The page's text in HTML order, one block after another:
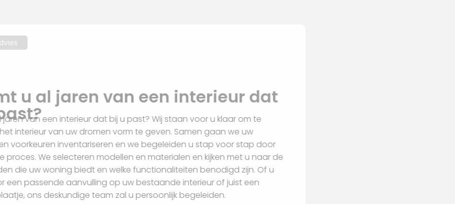
Interieuradvies
bij u past?
Droomt u al jaren van een interieur dat bij u past? Wij staan voor u klaar om te
helpen om het interieur van uw dromen vorm te geven. Samen gaan we uw
behoeftes en voorkeuren inventariseren en we begeleiden u stap voor stap door
dit creatieve proces. We selecteren modellen en materialen en kijken met u naar de
mogelijkheden die uw woning biedt en welke functionaliteiten benodigd zijn. Of u
nu kiest voor een passende aanvulling op uw bestaande interieur of juist een
compleet plaatje, ons deskundige team zal u persoonlijk begeleiden.